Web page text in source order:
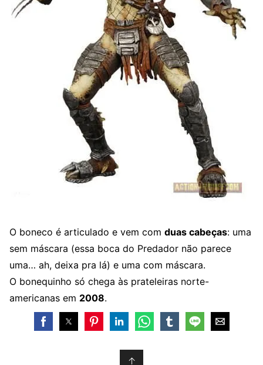
O boneco é articulado e vem com duas cabeças: uma
sem máscara (essa boca do Predador não parece
uma… ah, deixa pra lá) e uma com máscara.
O bonequinho só chega às prateleiras norte-
americanas em 2008.
↑